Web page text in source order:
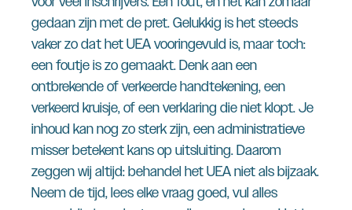
gedaan zijn met de pret. Gelukkig is het steeds
vaker zo dat het UEA vooringevuld is, maar toch:
een foutje is zo gemaakt. Denk aan een
ontbrekende of verkeerde handtekening, een
verkeerd kruisje, of een verklaring die niet klopt. Je
inhoud kan nog zo sterk zijn, een administratieve
misser betekent kans op uitsluiting. Daarom
zeggen wij altijd: behandel het UEA niet als bijzaak.
Neem de tijd, lees elke vraag goed, vul alles